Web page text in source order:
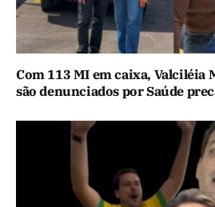
Com 113 MI em caixa, Valciléia
são denunciados por Saúde